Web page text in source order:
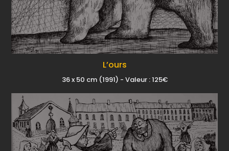
L’ours
36 x 50 cm (1991) - Valeur : 125€